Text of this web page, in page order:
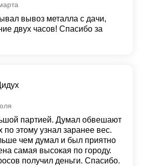
из 5
вывоз металла с дачи,
двух часов! Спасибо за
партией. Думал обвешают
по этому узнал заранее вес.
чем думал и был приятно
самая высокая по городу.
получил деньги. Спасибо.